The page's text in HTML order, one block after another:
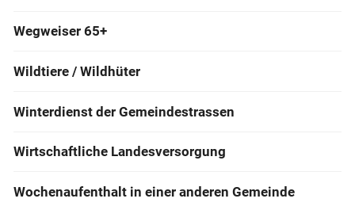
Wegweiser 65+
Wildtiere / Wildhüter
Winterdienst der Gemeindestrassen
Wirtschaftliche Landesversorgung
Wochenaufenthalt in einer anderen Gemeinde